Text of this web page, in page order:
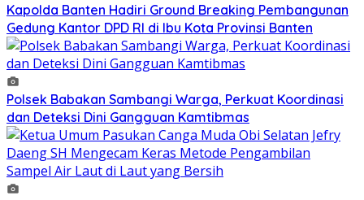
Kapolda Banten Hadiri Ground Breaking Pembangunan
Gedung Kantor DPD RI di Ibu Kota Provinsi Banten
Polsek Babakan Sambangi Warga, Perkuat Koordinasi
dan Deteksi Dini Gangguan Kamtibmas